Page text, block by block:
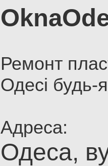
Ремонт
Одесі будь-
Адреса:
Одеса,